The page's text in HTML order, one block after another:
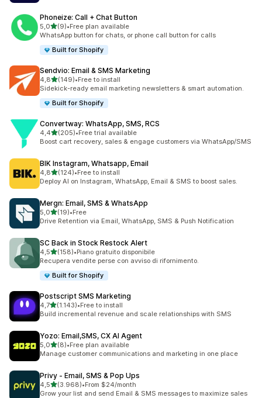
Phoneize: Call + Chat Button
5,0stelle su 5
(9)
9 recensioni totali
•Free plan available
WhatsApp button for chats, or phone call button for calls
Built for Shopify
Sendvio: Email & SMS Marketing
4,8stelle su 5
(149)
149 recensioni totali
•Free to install
Sidekick-ready email marketing newsletters & smart automation.
Built for Shopify
Convertway: WhatsApp, SMS, RCS
4,4stelle su 5
(205)
205 recensioni totali
•Free trial available
Boost cart recovery, sales & engage customers via WhatsApp/SMS
BIK Instagram, Whatsapp, Email
4,8stelle su 5
(124)
124 recensioni totali
•Free to install
Deploy AI on Instagram, WhatsApp, Email & SMS to boost sales.
Mergn: Email, SMS & WhatsApp
5,0stelle su 5
(19)
19 recensioni totali
•Free
Drive Retention via Email, WhatsApp, SMS & Push Notification
SC Back in Stock Restock Alert
4,5stelle su 5
(158)
158 recensioni totali
•Piano gratuito disponibile
Recupera vendite perse con avviso di rifornimento.
Built for Shopify
Postscript SMS Marketing
4,7stelle su 5
(1.143)
1143 recensioni totali
•Free to install
Build incremental revenue and scale relationships with SMS
Yozo: Email,SMS, CX AI Agent
5,0stelle su 5
(8)
8 recensioni totali
•Free plan available
Manage customer communications and marketing in one place
Privy ‑ Email, SMS & Pop Ups
4,5stelle su 5
(3.968)
3968 recensioni totali
•From $24/month
Grow your list and send Email & SMS messages to maximize sales